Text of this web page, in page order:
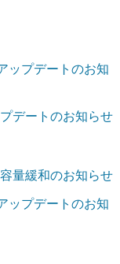
ップデートのお知
デートのお知らせ
量緩和のお知らせ
ップデートのお知